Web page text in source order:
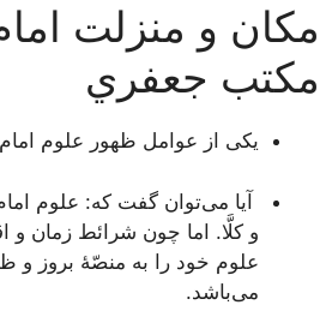
مكان و منزلت
مكتب جعفري
یکی‌ از عوامل‌ ظهور علوم‌
آیا می‌توان‌ گفت‌ که‌: علوم‌
و کلَّا. اما چون‌ شرائط‌ زمان‌
علوم‌ خود را به‌ منصّۀ بروز و
می‌باشد.